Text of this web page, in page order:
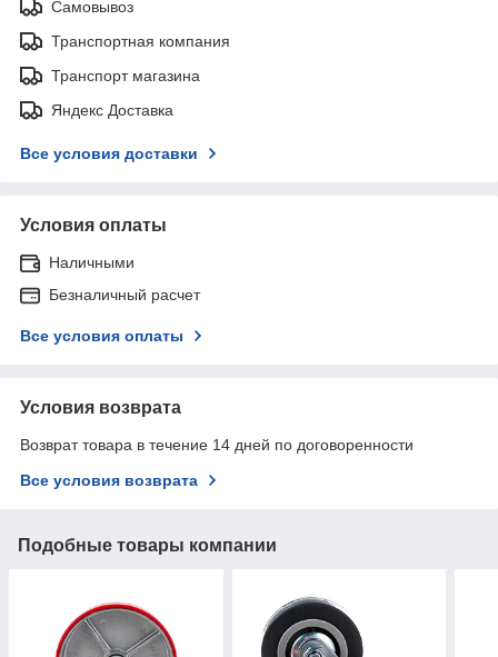
Самовывоз
Транспортная компания
Транспорт магазина
Яндекс Доставка
Все условия доставки
Условия оплаты
Наличными
Безналичный расчет
Все условия оплаты
Условия возврата
Возврат товара в течение 14 дней по договоренности
Все условия возврата
Подобные товары компании